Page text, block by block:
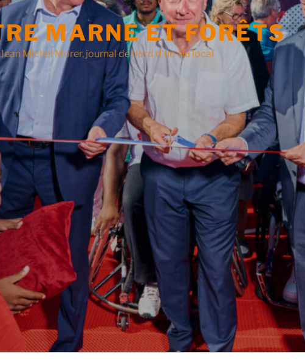
MARNE ET FORÊTS
Michel Morer, journal de bord d'un élu local